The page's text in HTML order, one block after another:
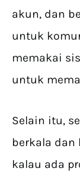
akun, dan
untuk
memakai
untuk
Selain itu,
berkala dan
kalau ada